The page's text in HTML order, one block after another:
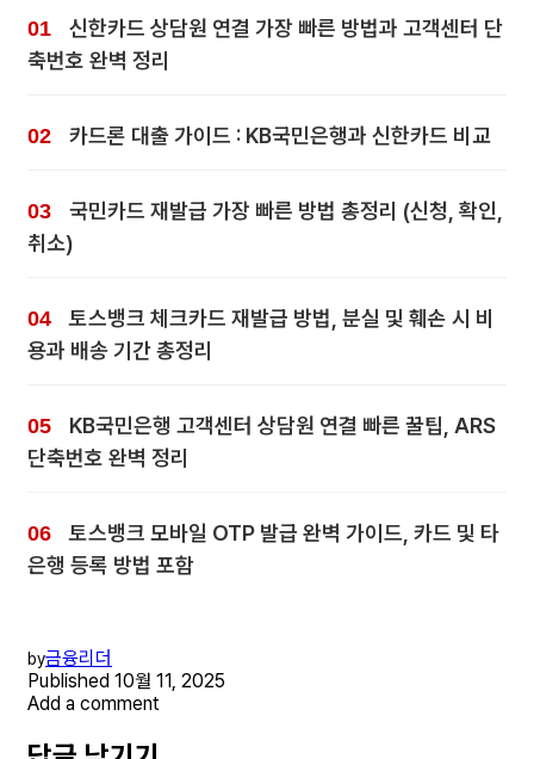
신한카드 상담원 연결 가장 빠른 방법과 고객센터 단
축번호 완벽 정리
카드론 대출 가이드 : KB국민은행과 신한카드 비교
국민카드 재발급 가장 빠른 방법 총정리 (신청, 확인,
취소)
토스뱅크 체크카드 재발급 방법, 분실 및 훼손 시 비
용과 배송 기간 총정리
KB국민은행 고객센터 상담원 연결 빠른 꿀팁, ARS
단축번호 완벽 정리
토스뱅크 모바일 OTP 발급 완벽 가이드, 카드 및 타
은행 등록 방법 포함
by금융리더
Published 10월 11, 2025
Add a comment